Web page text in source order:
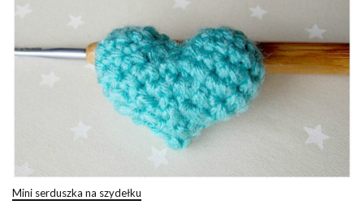
Mini serduszka na szydełku